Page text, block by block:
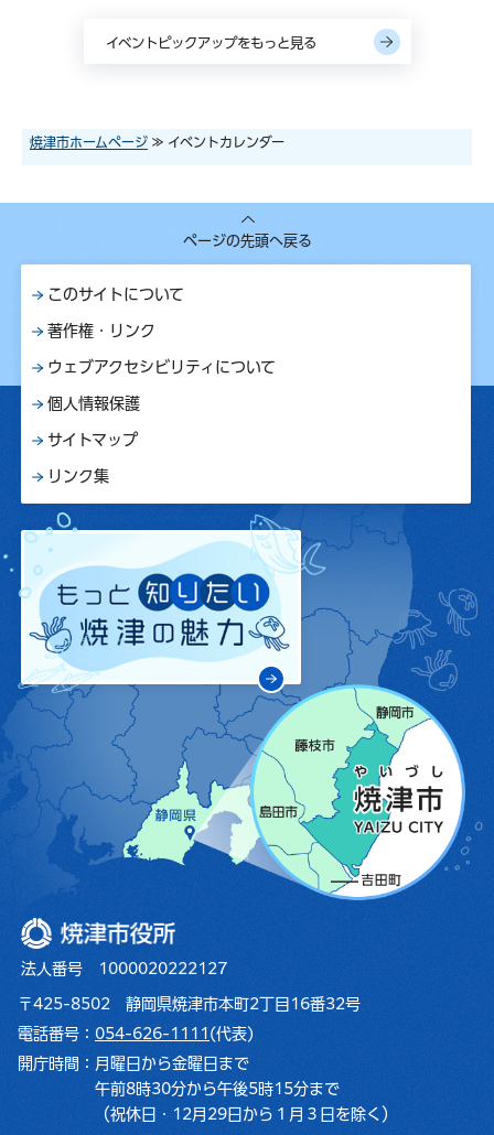
イベントピックアップをもっと見る
焼津市ホームページ ≫ イベントカレンダー
ページの先頭へ戻る
このサイトについて
著作権・リンク
ウェブアクセシビリティについて
個人情報保護
サイトマップ
リンク集
焼津市役所
法人番号 1000020222127
〒425-8502 静岡県焼津市本町2丁目16番32号
電話番号： 054-626-1111 (代表)
開庁時間： 月曜日から金曜日まで
午前8時30分から午後5時15分まで
（祝休日・12月29日から１月３日を除く）